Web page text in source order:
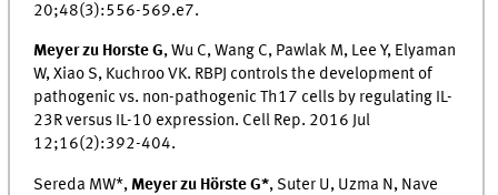
20;48(3):556-569.e7.
Meyer zu Horste G, Wu C, Wang C, Pawlak M, Lee Y, Elyaman
W, Xiao S, Kuchroo VK. RBPJ controls the development of
pathogenic vs. non-pathogenic Th17 cells by regulating IL-
23R versus IL-10 expression. Cell Rep. 2016 Jul
12;16(2):392-404.
Sereda MW*,Meyer zu Hörste G*, Suter U, Uzma N, Nave